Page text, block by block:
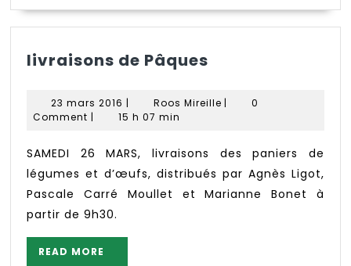
livraisons de Pâques
Pâques
23 mars 2016 23
mars
| Roos MireilleRoos
|
0
Comment | 15 h 07 min
SAMEDI 26 MARS, livraisons des paniers de
légumes et d’œufs, distribués par Agnès Ligot,
Pascale Carré Moullet et Marianne Bonet à
partir de 9h30.
READ MORE